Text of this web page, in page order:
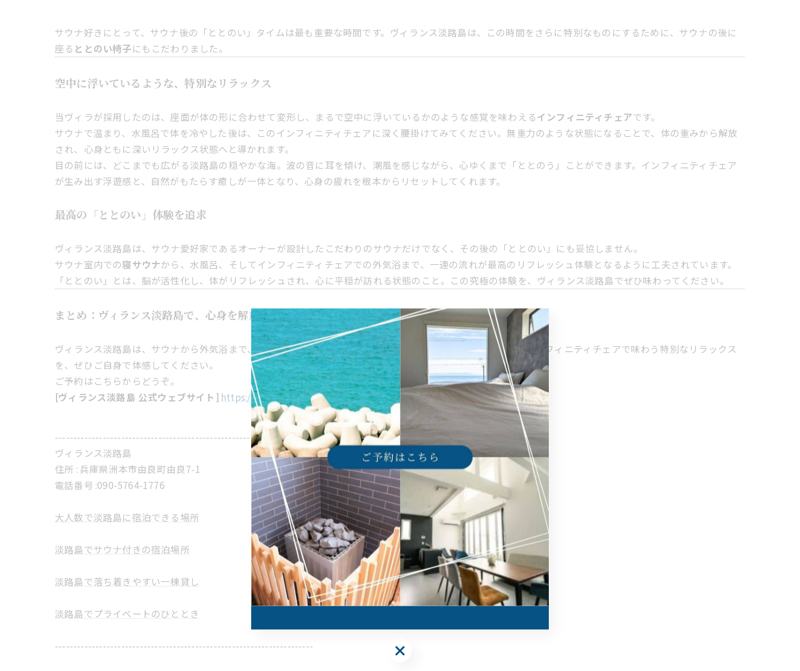
サウナ好きにとって、サウナ後の「ととのい」タイムは最も重要な時間です。ヴィランス淡路島は、この時間をさらに特別なものにするために、サウナの後に
座る ととのい椅子にもこだわりました。
空中に浮いているような、特別なリラックス
当ヴィラが採用したのは、座面が体の形に合わせて変形し、まるで空中に浮いているかのような感覚を味わえるインフィニティチェアです。
サウナで温まり、水風呂で体を冷やした後は、このインフィニティチェアに深く腰掛けてみてください。無重力のような状態になることで、体の重みから解放
され、心身ともに深いリラックス状態へと導かれます。
目の前には、どこまでも広がる淡路島の穏やかな海。波の音に耳を傾け、潮風を感じながら、心ゆくまで「ととのう」ことができます。インフィニティチェア
が生み出す浮遊感と、自然がもたらす癒しが一体となり、心身の疲れを根本からリセットしてくれます。
最高の「ととのい」体験を追求
ヴィランス淡路島は、サウナ愛好家であるオーナーが設計したこだわりのサウナだけでなく、その後の「ととのい」にも妥協しません。
サウナ室内での寝サウナから、水風呂、そしてインフィニティチェアでの外気浴まで、一連の流れが最高のリフレッシュ体験となるように工夫されています。
「ととのい」とは、脳が活性化し、体がリフレッシュされ、心に平穏が訪れる状態のこと。この究極の体験を、ヴィランス淡路島でぜひ味わってください。
まとめ：ヴィランス淡路島で、心身を解放する旅を
ヴィランス淡路島は、サウナから外気浴まで、全てのプロセスにこだわった究極のサウナ体験を提供します。インフィニティチェアで味わう特別なリラックス
を、ぜひご自身で体感してください。
ご予約はこちらからどうぞ。
[ヴィランス淡路島 公式ウェブサイト] https://villance-awajishima.com/
----------------------------------------------------------------------
ヴィランス淡路島
住所 : 兵庫県洲本市由良町由良7-1
電話番号 :​090-5764-1776
大人数で淡路島に宿泊できる場所
淡路島でサウナ付きの宿泊場所
淡路島で落ち着きやすい一棟貸し
淡路島でプライベートのひととき
----------------------------------------------------------------------